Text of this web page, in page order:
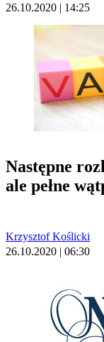
26.10.2020 | 14:25
Następne
ale pełne
Krzysztof Koślicki
26.10.2020 | 06:30